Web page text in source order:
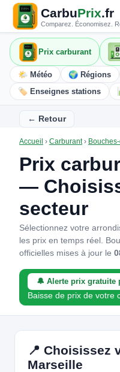
CarbuPrix.fr
Comparez. Économisez.
Prix carburant
🌤️ Météo 🌍 Régions
🏷️ Enseignes stations
← Retour
Accueil › Carburant›
Prix
—
secteur
Sélectionnez votre
les prix en temps réel.
officielles mises à jour le
🔔 Alerte prix gratuite
Baisse de prix de votre
📍 Choisissez
Marseille